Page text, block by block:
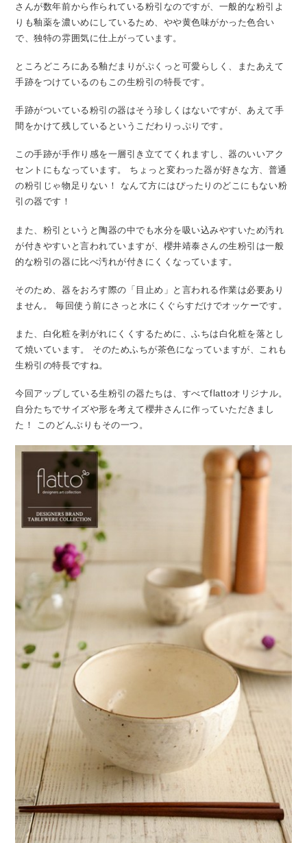
さんが数年前から作られている粉引なのですが、一般的な粉引よ
りも釉薬を濃いめにしているため、やや黄色味がかった色合い
で、独特の雰囲気に仕上がっています。
ところどころにある釉だまりがぷくっと可愛らしく、またあえて
手跡をつけているのもこの生粉引の特長です。
手跡がついている粉引の器はそう珍しくはないですが、あえて手
間をかけて残しているというこだわりっぷりです。
この手跡が手作り感を一層引き立ててくれますし、器のいいアク
セントにもなっています。
ちょっと変わった器が好きな方、普通
の粉引じゃ物足りない！
なんて方にはぴったりのどこにもない粉
引の器です！
また、粉引というと陶器の中でも水分を吸い込みやすいため汚れ
が付きやすいと言われていますが、櫻井靖泰さんの生粉引は一般
的な粉引の器に比べ汚れが付きにくくなっています。
そのため、器をおろす際の「目止め」と言われる作業は必要あり
ません。
毎回使う前にさっと水にくぐらすだけでオッケーです。
また、白化粧を剥がれにくくするために、ふちは白化粧を落とし
て焼いています。
そのためふちが茶色になっていますが、これも
生粉引の特長ですね。
今回アップしている生粉引の器たちは、すべてflattoオリジナル。
自分たちでサイズや形を考えて櫻井さんに作っていただきまし
た！
このどんぶりもその一つ。